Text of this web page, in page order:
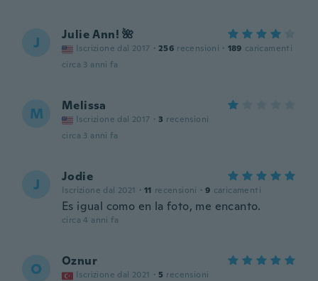
J Julie Ann! 🌺
Iscrizione dal 2017 · 256 recensioni · 189 caricamenti
circa 3 anni fa
M Melissa
Iscrizione dal 2017 · 3 recensioni
circa 3 anni fa
J Jodie
Iscrizione dal 2021 · 11 recensioni · 9 caricamenti
Es igual como en la foto, me encanto.
circa 4 anni fa
O Oznur
Iscrizione dal 2021 · 5 recensioni